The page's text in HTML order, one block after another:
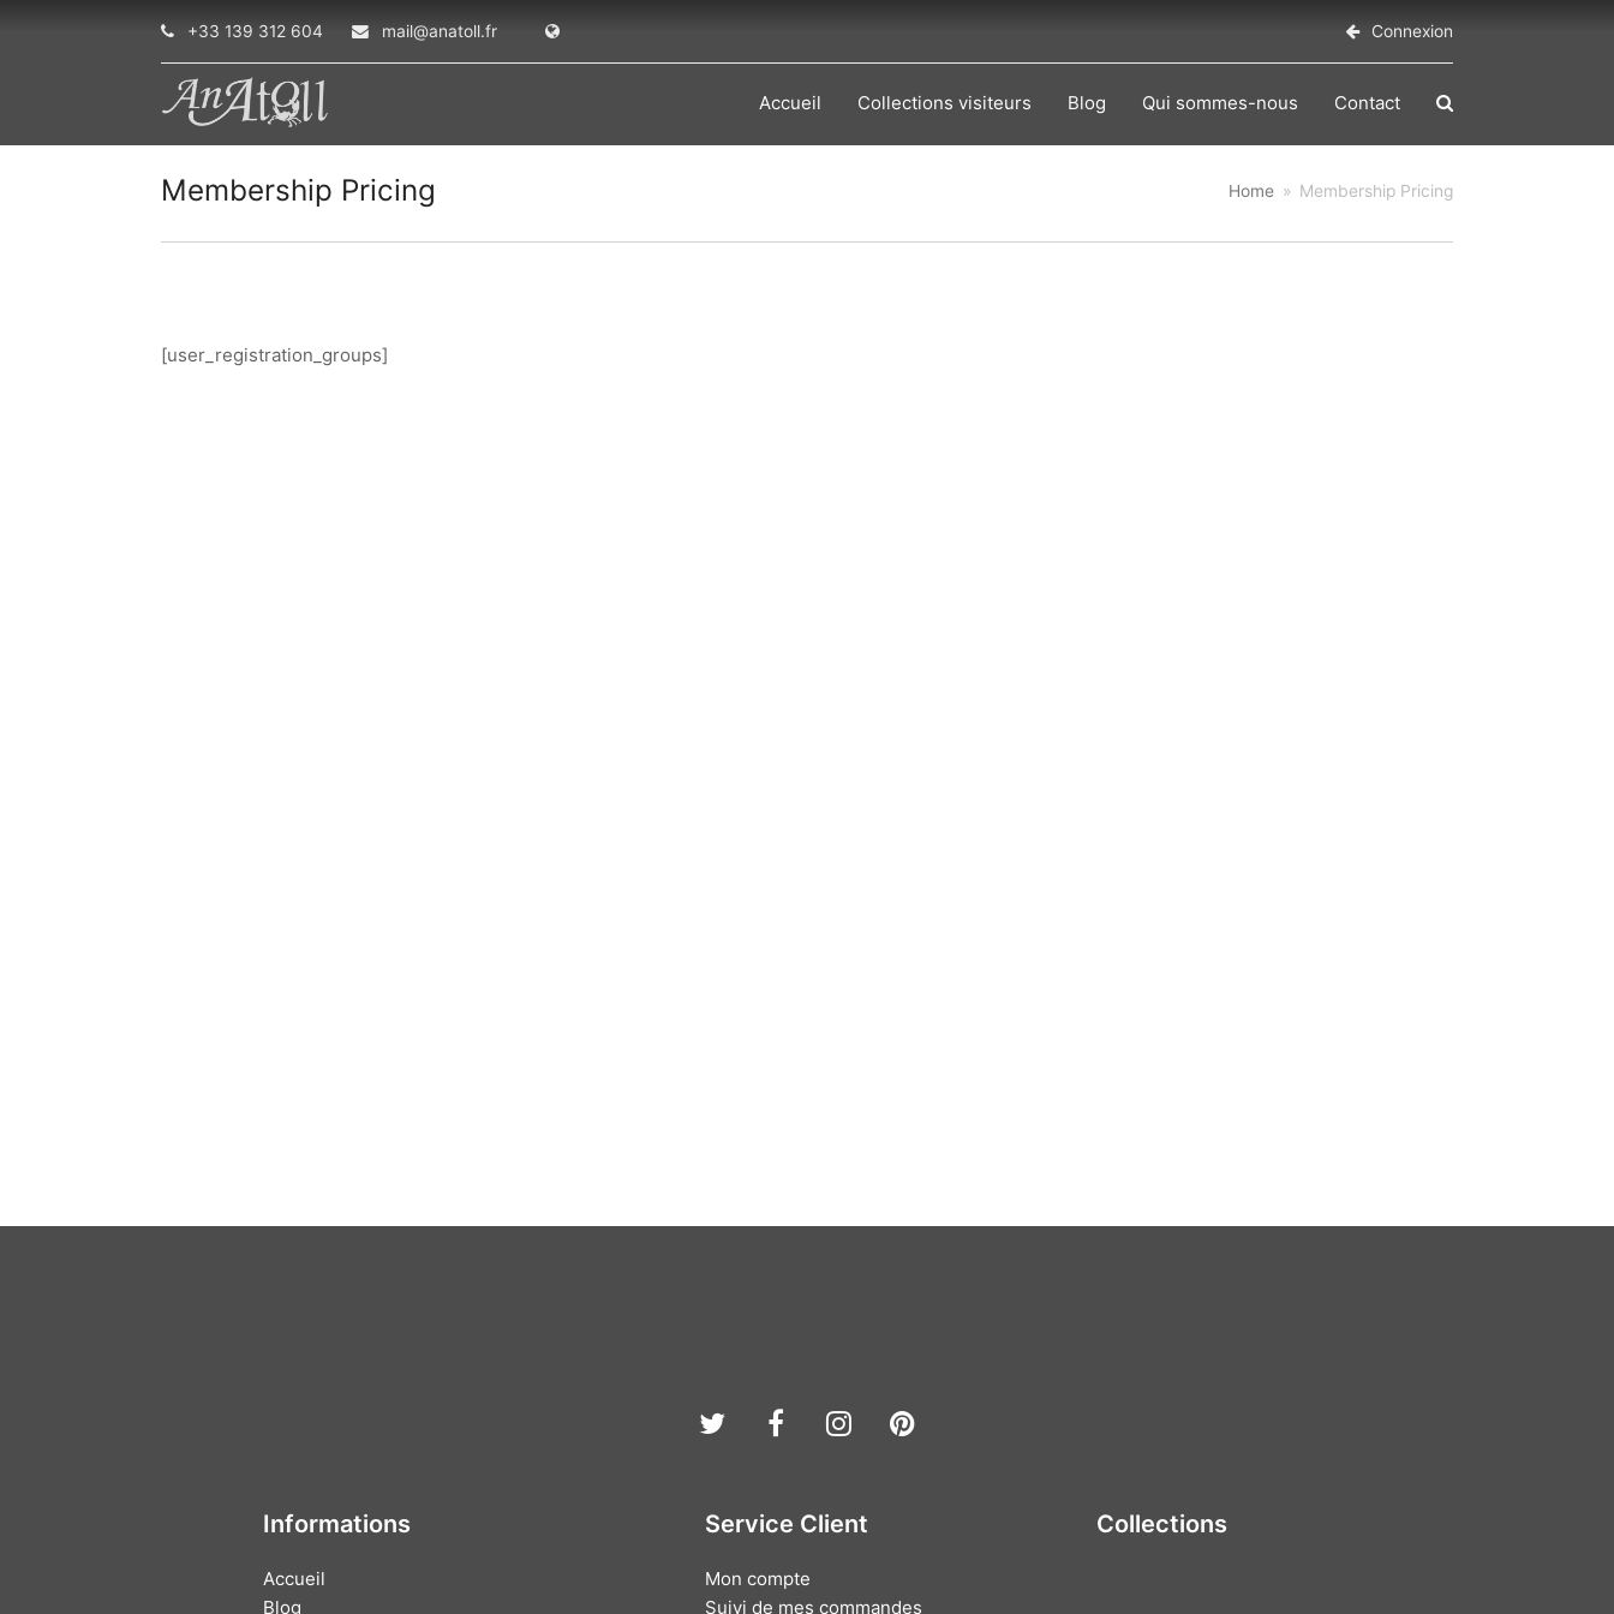
+33 139 312 604 mail@anatoll.fr Connexion
Accueil Collections visiteurs Blog Qui sommes-nous Contact
Membership Pricing Home » Membership Pricing
[user_registration_groups]
TwitterFacebook
Instagram
Pinterest
Informations
Accueil
Blog
Service Client
Mon compte
Suivi de mes commandes
Collections